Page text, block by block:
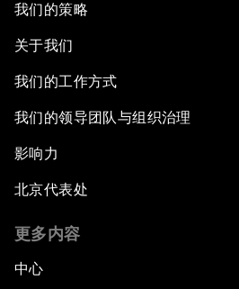
我们的策略
关于我们
我们的工作方式
我们的领导团队与组织治理
影响力
北京代表处
更多内容
中心